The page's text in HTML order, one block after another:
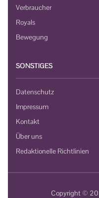
Verbraucher
Royals
Bewegung
SONSTIGES
Datenschutz
Impressum
Kontakt
Über uns
Redaktionelle Richtlinien
Copyright ©